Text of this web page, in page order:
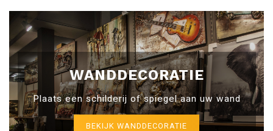
WANDDECORATIE
Plaats een schilderij of spiegel aan uw wand
BEKIJK WANDDECORATIE